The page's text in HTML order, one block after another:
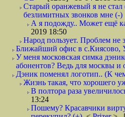
Старый оранжевый я не
безлимитных звонков мне (-)
А я подожду.. Может ещё
2019 18:50
Народ пользует. Проблем
Ближайший офис в с.Киясово,
У меня московская симка
абонентов? Ведь для москвы
Дэник поменял логотип.. (К
Жизнь такая, что хорошего
В полтора раза
13:24
Пошему? Красавчики